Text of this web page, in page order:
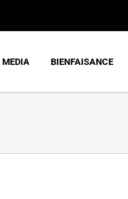
MEDIA BIENFAISANCE